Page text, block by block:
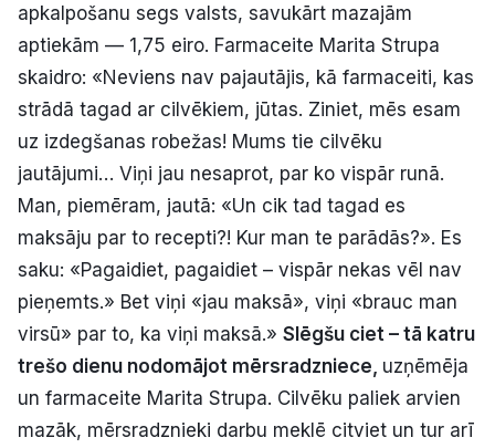
apkalpošanu segs valsts, savukārt mazajām
aptiekām — 1,75 eiro. Farmaceite Marita Strupa
skaidro: «Neviens nav pajautājis, kā farmaceiti, kas
strādā tagad ar cilvēkiem, jūtas. Ziniet, mēs esam
uz izdegšanas robežas! Mums tie cilvēku
jautājumi… Viņi jau nesaprot, par ko vispār runā.
Man, piemēram, jautā: «Un cik tad tagad es
maksāju par to recepti?! Kur man te parādās?». Es
saku: «Pagaidiet, pagaidiet – vispār nekas vēl nav
pieņemts.» Bet viņi «jau maksā», viņi «brauc man
virsū» par to, ka viņi maksā.» Slēgšu ciet – tā katru
trešo dienu nodomājot mērsradzniece, uzņēmēja
un farmaceite Marita Strupa. Cilvēku paliek arvien
mazāk, mērsradznieki darbu meklē citviet un tur arī